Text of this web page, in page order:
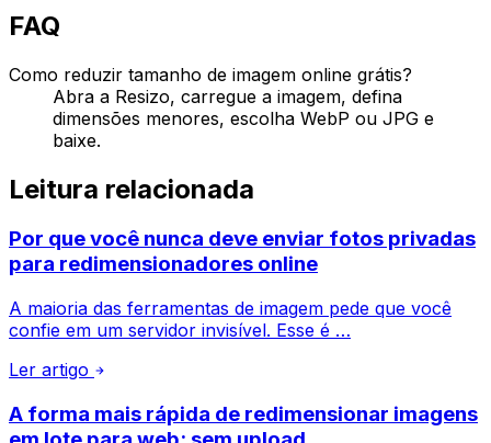
FAQ
Como reduzir tamanho de imagem online grátis?
Abra a Resizo, carregue a imagem, defina
dimensões menores, escolha WebP ou JPG e
baixe.
Leitura relacionada
Por que você nunca deve enviar fotos privadas
para redimensionadores online
A maioria das ferramentas de imagem pede que você
confie em um servidor invisível. Esse é …
Ler artigo
A forma mais rápida de redimensionar imagens